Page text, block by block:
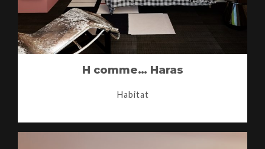
H comme… Haras
Habitat